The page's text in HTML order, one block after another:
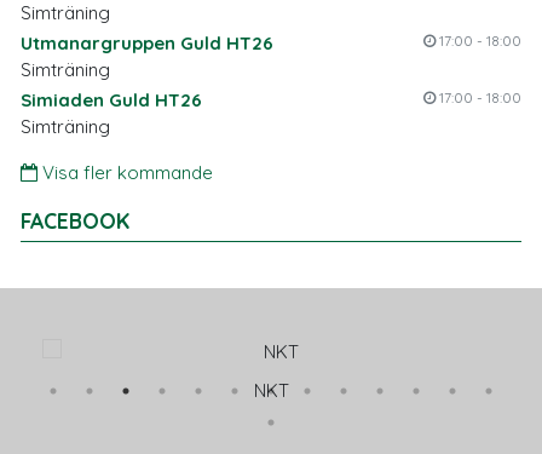
Simträning
Utmanargruppen Guld HT26
17:00 - 18:00
Simträning
Simiaden Guld HT26
17:00 - 18:00
Simträning
Visa fler kommande
FACEBOOK
NKT